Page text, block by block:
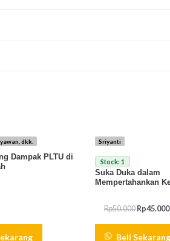
dkk.
Dampak PLTU di
Sriyanti
Stock: 1
Suka Duka dalam
Mempertahankan
Rp50.000 Rp45.000
Beli Sekarang